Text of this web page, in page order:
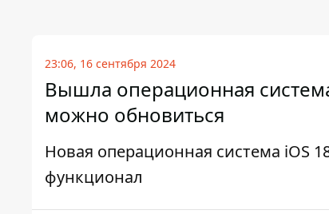
23:06, 16 сентября 2024
Вышла операционная
можно обновиться
Новая операционная система iOS
функционал